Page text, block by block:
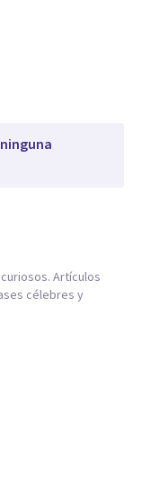
Artículos
célebres y